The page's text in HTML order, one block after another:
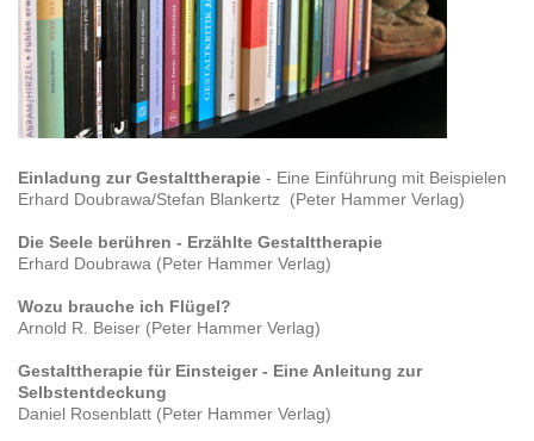
Einladung zur Gestalttherapie - Eine Einführung mit Beispielen
Erhard Doubrawa/Stefan Blankertz (Peter Hammer Verlag)
Die Seele berühren - Erzählte Gestalttherapie
Erhard Doubrawa (Peter Hammer Verlag)
Wozu brauche ich Flügel?
Arnold R. Beiser (Peter Hammer Verlag)
Gestalttherapie für Einsteiger - Eine Anleitung zur
Selbstentdeckung
Daniel Rosenblatt (Peter Hammer Verlag)